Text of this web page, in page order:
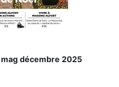
décembre 2025